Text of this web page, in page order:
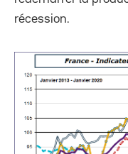
récession.